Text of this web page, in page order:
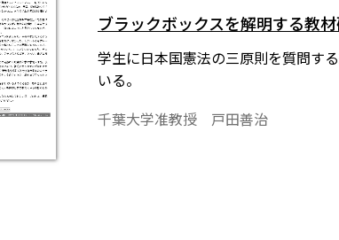
ブラックボックスを解明する教
学生に日本国憲法の三原則を質問す
いる。
千葉大学准教授 戸田善治